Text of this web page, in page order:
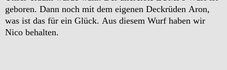
geboren. Dann noch mit dem eigenen Deckrüden Aron,
was ist das für ein Glück. Aus diesem Wurf haben wir
Nico behalten.